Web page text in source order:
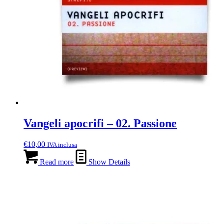
Vangeli apocrifi – 02. Passione
€10,00 IVA inclusa
Read more Show Details